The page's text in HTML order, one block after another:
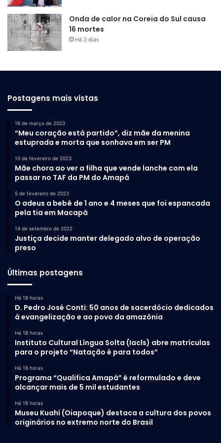
4. Crise Nuclear da Coreia do
Norte (2006)
em 2003. O teste, embora de baixa potência, desafiou a
EUA e seus aliados.
coreano continuou a avançar, com testes subsequentes
em 2009, 2013, 2016 e 2017, segundo resoluções do
Conselho de Segurança da ONU (Organização das Nações
Unidas).
5. Conflito Índia-Paquistão
(2019)
A tensão nuclear entre Índia e Paquistão escalou em
fevereiro de 2019, após um ataque terrorista na Caxemira
que matou 40 soldados indianos. A Índia respondeu com
ataques aéreos em território paquistanês, e o Paquistão
retaliou, derrubando um avião indiano.
Ambos os países, com arsenais nucleares estimados em
150 ogivas cada, evitaram uma escalada maior após
pressões diplomáticas internacionais.
6. Novo conflito Índia-
Paquistão (2025)
Onda de calor na Coreia do Sul causa
16 mortes
Há 3 dias
Postagens mais vistas
16 de março de 2023
“Meu coração está partido”, diz mãe da menina
estuprada e morta que sonhava em ser PM
10 de fevereiro de 2023
Mãe chora ao ver a filha que vende lanche com ela
passar no TAF da PM do Amapá
5 de fevereiro de 2023
O adeus a bebê de 1 ano e 4 meses que foi espancada
pela tia em Macapá
14 de setembro de 2022
Justiça decide manter delegado alvo de operação
preso
Últimas postagens
Há 18 horas
D. Pedro José Conti: 50 anos de sacerdócio dedicados
à evangelização e ao povo da amazônia
Há 18 horas
Instituto Cultural Língua Solta (Iacls) abre matrículas
para o projeto “Natação é para todos”
Há 18 horas
Programa “Qualifica Amapá” é reformulado e deve
alcançar mais de 5 mil estudantes
Há 18 horas
Museu Kuahí (Oiapoque) destaca a cultura dos povos
originários no extremo norte do Brasil